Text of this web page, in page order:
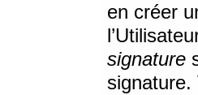
en créer
signature
signature.